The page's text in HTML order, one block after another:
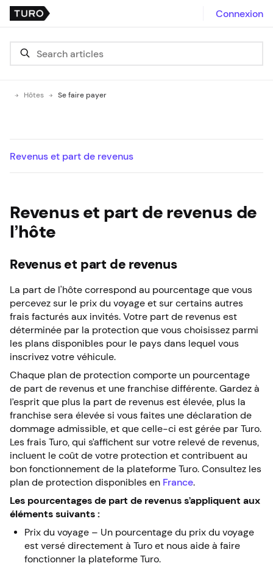
Connexion
Hôtes Se faire payer
Revenus et part de revenus de
l’hôte
Revenus et part de revenus
La part de l'hôte correspond au pourcentage que vous
percevez sur le prix du voyage et sur certains autres
frais facturés aux invités. Votre part de revenus est
déterminée par la protection que vous choisissez parmi
les plans disponibles pour le pays dans lequel vous
inscrivez votre véhicule.
Chaque plan de protection comporte un pourcentage
de part de revenus et une franchise différente. Gardez à
l’esprit que plus la part de revenus est élevée, plus la
franchise sera élevée si vous faites une déclaration de
dommage admissible, et que celle-ci est gérée par Turo.
Les frais Turo, qui s’affichent sur votre relevé de revenus,
incluent le coût de votre protection et contribuent au
bon fonctionnement de la plateforme Turo. Consultez les
plan de protection disponibles en France.
Les pourcentages de part de revenus s’appliquent aux
éléments suivants :
Prix du voyage – Un pourcentage du prix du voyage
est versé directement à Turo et nous aide à faire
fonctionner la plateforme Turo.
Revenus et part de revenus